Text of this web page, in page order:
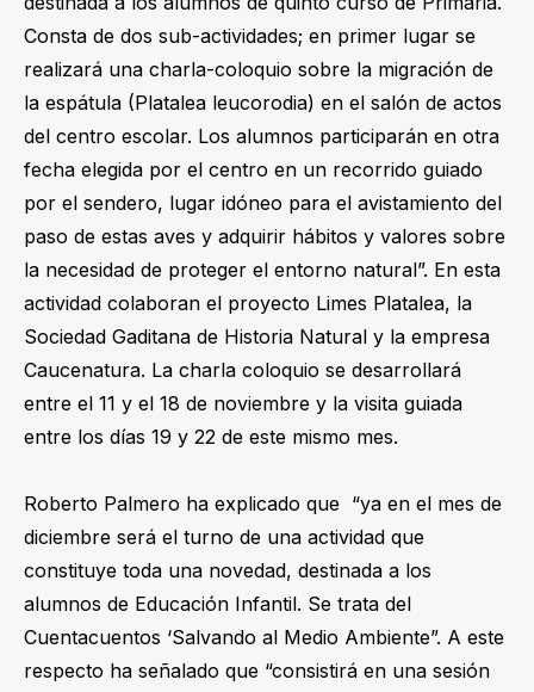
Consta de dos sub-actividades; en primer lugar se
realizará una charla-coloquio sobre la migración de
la espátula (Platalea leucorodia) en el salón de actos
del centro escolar. Los alumnos participarán en otra
fecha elegida por el centro en un recorrido guiado
por el sendero, lugar idóneo para el avistamiento del
paso de estas aves y adquirir hábitos y valores sobre
la necesidad de proteger el entorno natural”. En esta
actividad colaboran el proyecto Limes Platalea, la
Sociedad Gaditana de Historia Natural y la empresa
Caucenatura. La charla coloquio se desarrollará
entre el 11 y el 18 de noviembre y la visita guiada
entre los días 19 y 22 de este mismo mes.
Roberto Palmero ha explicado que “ya en el mes de
diciembre será el turno de una actividad que
constituye toda una novedad, destinada a los
alumnos de Educación Infantil. Se trata del
Cuentacuentos ‘Salvando al Medio Ambiente”. A este
respecto ha señalado que “consistirá en una sesión